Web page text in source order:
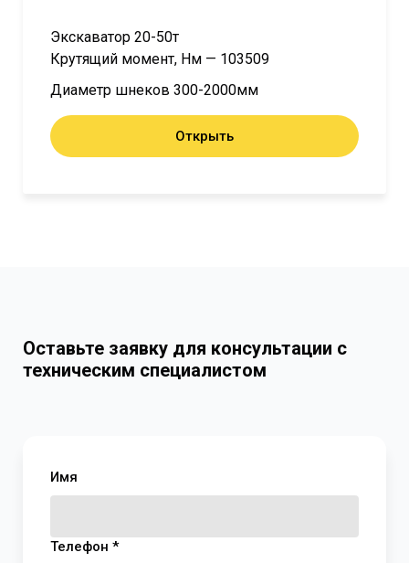
Экскаватор 20-50т
Крутящий момент, Нм — 103509
Диаметр шнеков 300-2000мм
Открыть
Оставьте заявку для консультации с
техническим специалистом
Имя
Телефон *